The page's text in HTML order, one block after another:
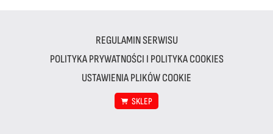
REGULAMIN SERWISU
POLITYKA PRYWATNOŚCI I POLITYKA COOKIES
USTAWIENIA PLIKÓW COOKIE
SKLEP